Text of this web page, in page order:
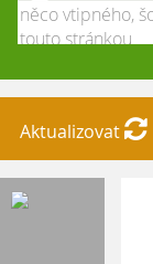
Aktualizovat